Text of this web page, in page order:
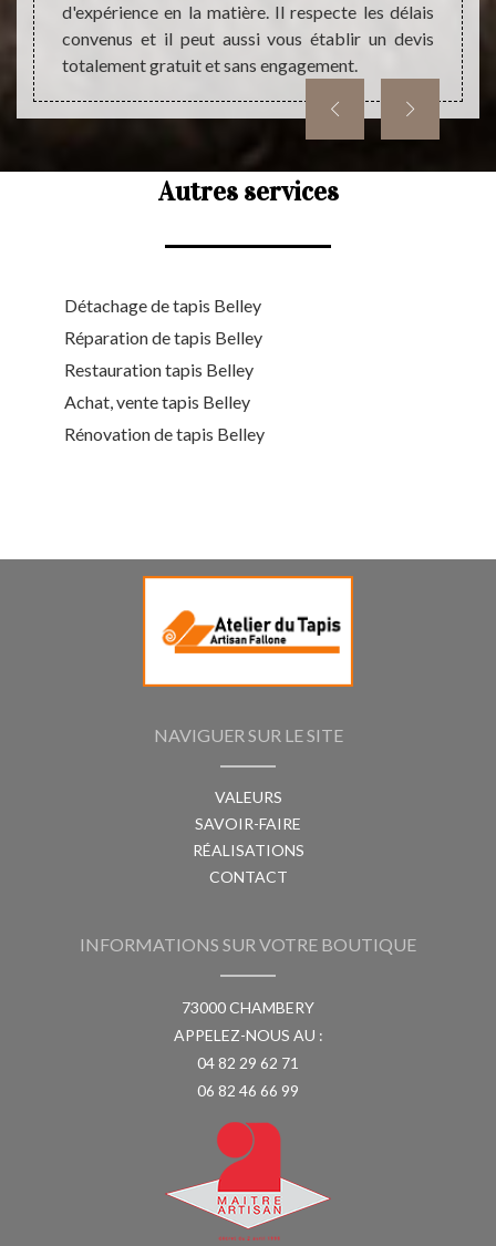
d'expérience en la matière. Il respecte les délais
convenus et il peut aussi vous établir un devis
totalement gratuit et sans engagement.
Autres services
Détachage de tapis Belley
Réparation de tapis Belley
Restauration tapis Belley
Achat, vente tapis Belley
Rénovation de tapis Belley
NAVIGUER SUR LE SITE
VALEURS
SAVOIR-FAIRE
RÉALISATIONS
CONTACT
INFORMATIONS SUR VOTRE BOUTIQUE
73000 CHAMBERY
APPELEZ-NOUS AU :
04 82 29 62 71
06 82 46 66 99